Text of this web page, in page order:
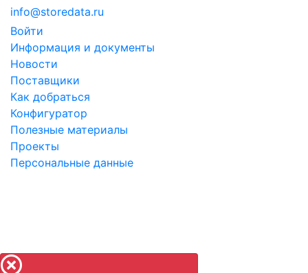
info@storedata.ru
Войти
Информация и документы
Новости
Поставщики
Как добраться
Конфигуратор
Полезные материалы
Проекты
Персональные данные